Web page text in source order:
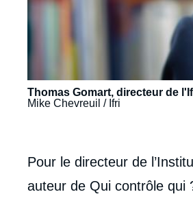
Thomas Gomart, directeur de
Mike Chevreuil / Ifri
body
Pour le directeur de
auteur de Qui contrôle qui